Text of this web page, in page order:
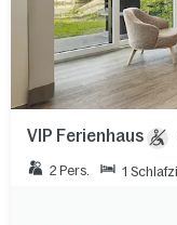
VIP Ferienhaus
2 Pers. 1